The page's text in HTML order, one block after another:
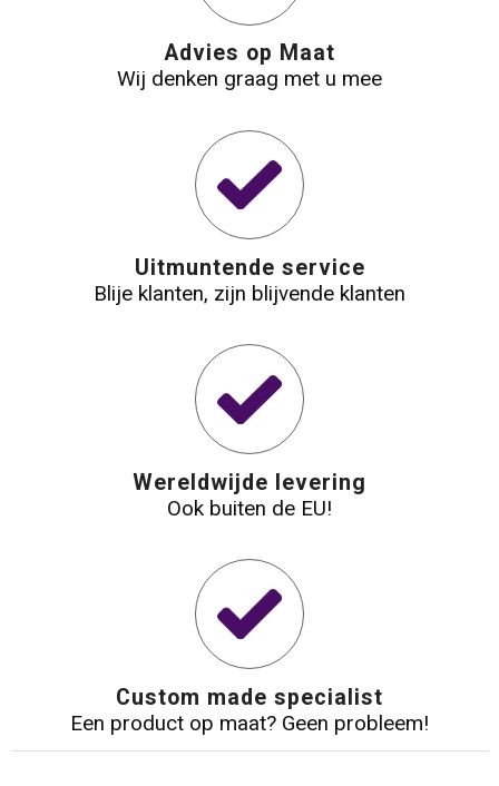
Advies op Maat
Wij denken graag met u mee
Uitmuntende service
Blije klanten, zijn blijvende klanten
Wereldwijde levering
Ook buiten de EU!
Custom made specialist
Een product op maat? Geen probleem!